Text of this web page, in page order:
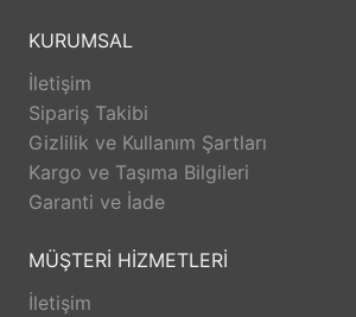
KURUMSAL
İletişim
Sipariş Takibi
Gizlilik ve Kullanım Şartları
Kargo ve Taşıma Bilgileri
Garanti ve İade
MÜŞTERİ HİZMETLERİ
İletişim